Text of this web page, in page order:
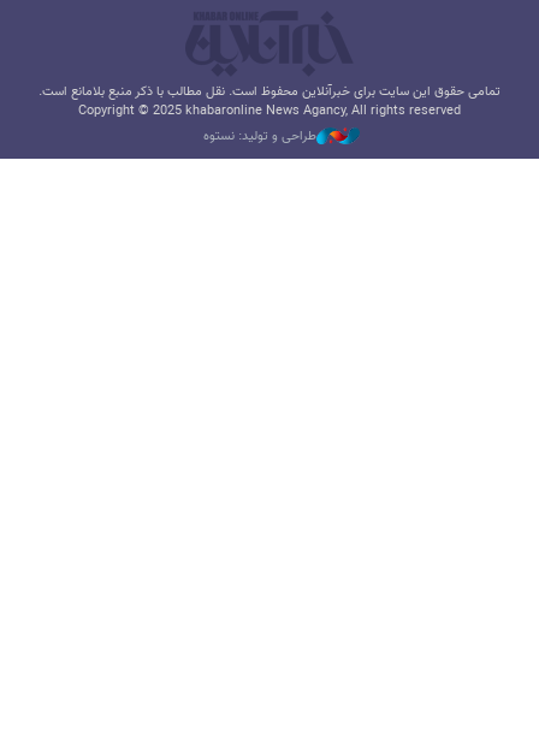
تمامی حقوق این سایت برای خبرآنلاین محفوظ است. نقل مطالب با ذکر منبع بلامانع است.
Copyright © 2025 khabaronline News Agancy, All rights reserved
طراحی و تولید: نستوه